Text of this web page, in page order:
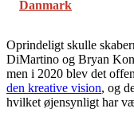
Danmark
Oprindeligt skulle
DiMartino og Bryan
men i 2020 blev det
den kreative vision, og
hvilket øjensynligt har